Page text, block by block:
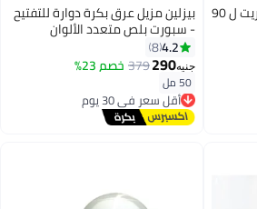
أزهى مزيل عرق ازهي سكريت ل 90 بيزلين مزيل عرق بكرة دوارة للتفتيح
- سبورت بلص متعدد الألوان
50ملليلتر4.2
8
جنيه290
379 خصم 23%
50 ملأقل سعر في 30 يوم
توصيل مجاني
أقل سعر في 30 يوم